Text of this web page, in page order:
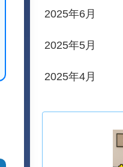
2025年6月
2025年5月
2025年4月